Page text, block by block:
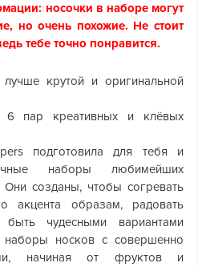
носочки в наборе могут
но очень похожие. Не стоит
тебе точно понравится.
крутой и оригинальной
пар креативных и клёвых
подготовила для тебя и
наборы любимейших
созданы, чтобы согревать
акцента образам, радовать
быть чудесными вариантами
носков с совершенно
начиная от фруктов и